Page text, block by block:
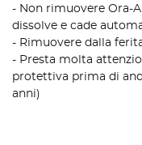
- Non rimuovere Ora-
dissolve e cade
- Rimuovere dalla
- Presta molta
protettiva prima di
anni)